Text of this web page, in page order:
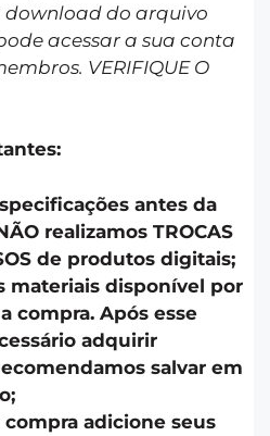
download do arquivo
acessar a sua conta
VERIFIQUE O
antes da
realizamos TROCAS
de produtos digitais;
materiais disponível por
compra. Após esse
adquirir
salvar em
compra adicione seus